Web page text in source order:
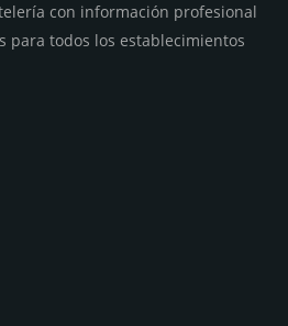
con información profesional
para todos los establecimientos